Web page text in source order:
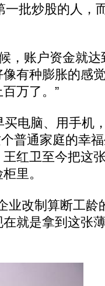
批炒股的人，
，账户资金就
有种膨胀的感
万了。”
电脑、用手机
普通家庭的幸
红卫至今把这
里。
业改制算断工龄
就是拿到这张